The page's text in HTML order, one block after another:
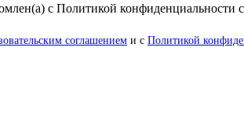
с Политикой
соглашением и с Политикой